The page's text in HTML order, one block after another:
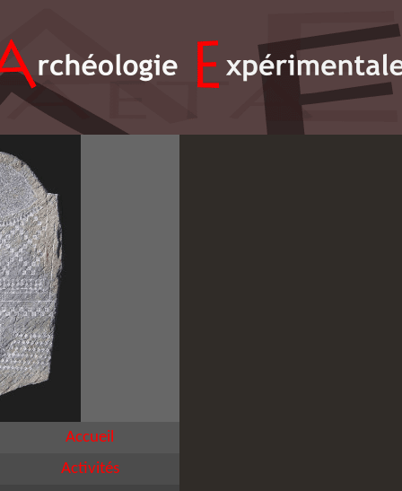
Accueil
Activités